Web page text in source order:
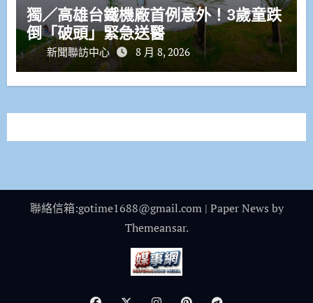
獨／高雄台鐵機廠首例意外！3歲童跌
倒「破頭」緊急送醫
新聞聯訪中心 8 月 8, 2026
聯絡信箱:gotime1688@gmail.com | Paper News by
Themeansar.